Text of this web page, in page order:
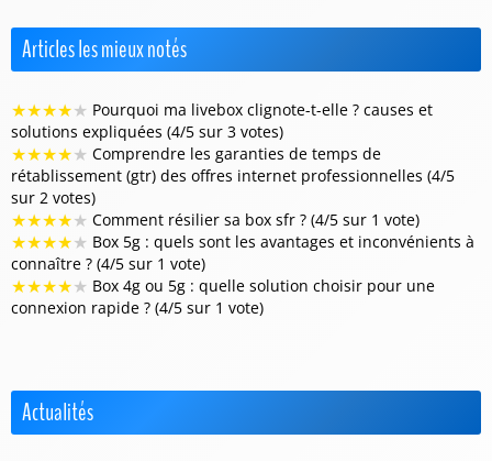
Articles les mieux notés
★★★★★ Pourquoi ma livebox clignote-t-elle ? causes et
solutions expliquées (4/5 sur 3 votes)
★★★★★ Comprendre les garanties de temps de
rétablissement (gtr) des offres internet professionnelles (4/5
sur 2 votes)
★★★★★ Comment résilier sa box sfr ? (4/5 sur 1 vote)
★★★★★ Box 5g : quels sont les avantages et inconvénients à
connaître ? (4/5 sur 1 vote)
★★★★★ Box 4g ou 5g : quelle solution choisir pour une
connexion rapide ? (4/5 sur 1 vote)
Actualités